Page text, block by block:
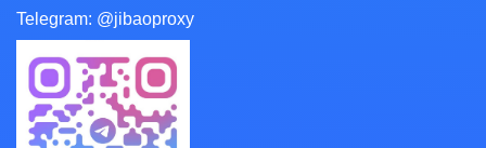
Telegram: @jibaoproxy